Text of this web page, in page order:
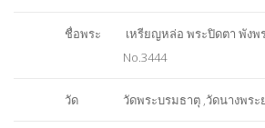
ชื่อพระ
เหรียญหล่อ พระปิดตา พัง
No.3444
วัด วัดพระบรมธาตุ ,วัดนางพระ